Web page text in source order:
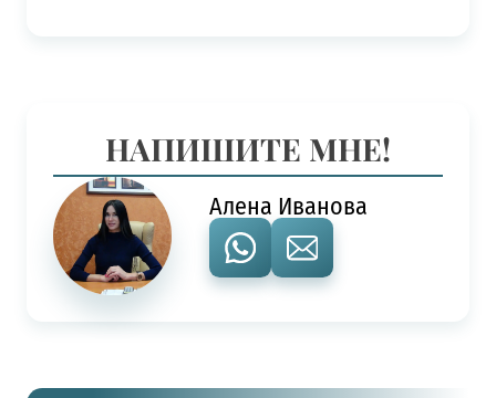
НАПИШИТЕ МНЕ!
Алена Иванова